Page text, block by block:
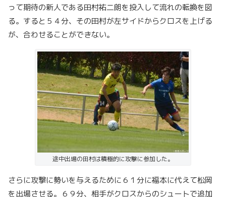
って期待の新人である田村祐二朗を投入して流れの転換を図
る。すると５４分、その田村が左サイドからクロスを上げる
が、合わせることができない。
途中出場の田村は積極的に攻撃に参加した。
さらに攻撃に勢いを与えるために６１分に福本に代えて松岡
を出場させる。６９分、相手がクロスからのシュートで追加